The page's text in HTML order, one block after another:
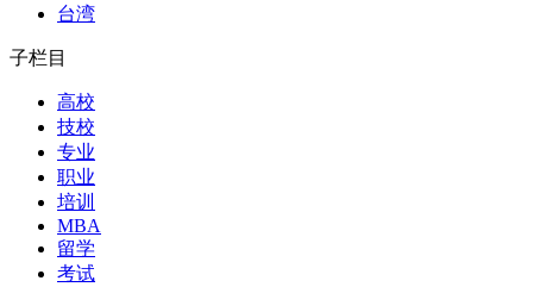
台湾
子栏目
高校
技校
专业
职业
培训
MBA
留学
考试